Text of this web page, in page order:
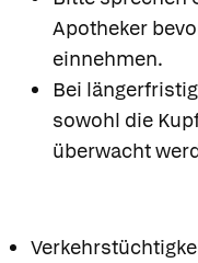
Apotheker
einnehmen.
Bei
sowohl die
überwacht